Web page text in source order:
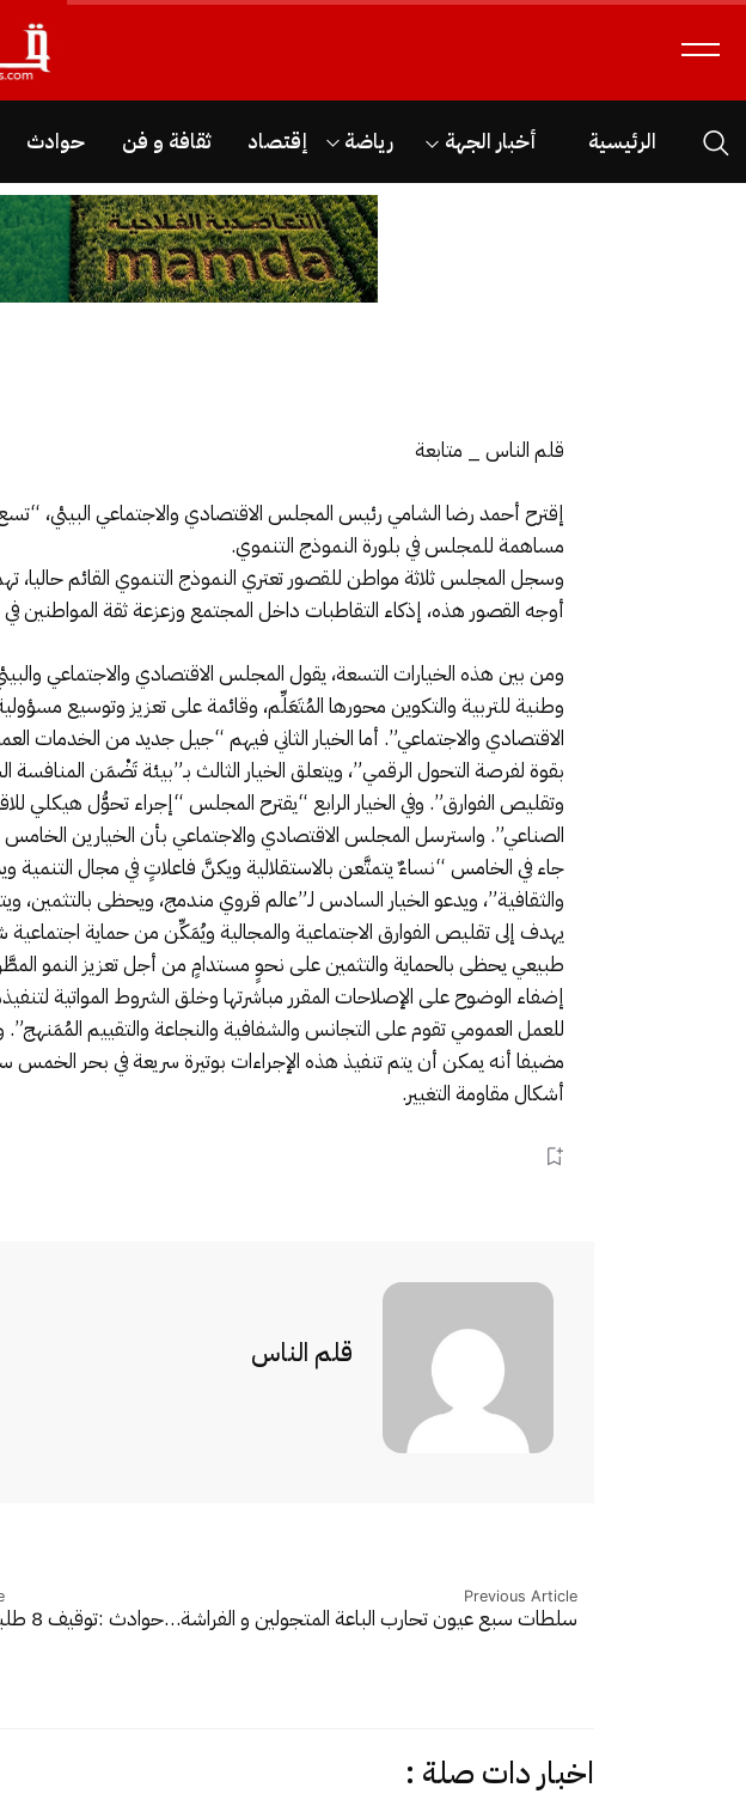
الرئيسية أخبار الجهة رياضة إقتصاد ثقافة و فن حوادث
قلم الناس _ متابعة
إقترح أحمد رضا الشامي رئيس المجلس الاقتصادي والاجتماعي البيئي،
مساهمة للمجلس في بلورة النموذج التنموي.
وسجل المجلس ثلاثة مواطن للقصور تعتري النموذج التنموي القائم حاليا،
أوجه القصور هذه، إذكاء التقاطبات داخل المجتمع وزعزعة ثقة المواطنين في
ومن بين هذه الخيارات التسعة، يقول المجلس الاقتصادي والاجتماعي
وطنية للتربية والتكوين محورها المُتَعَلِّم، وقائمة على تعزيز وتوسيع
الاقتصادي والاجتماعي”. أما الخيار الثاني فيهم “جيل جديد من الخدمات
بقوة لفرصة التحول الرقمي”، ويتعلق الخيار الثالث بـ”بيئة تَضْمَن المنافسة
وتقليص الفوارق”. وفي الخيار الرابع “يقترح المجلس “إجراء تحوُّل هيكلي
الصناعي”. واسترسل المجلس الاقتصادي والاجتماعي بأن الخيارين
جاء في الخامس “نساءٌ يتمتَّعن بالاستقلالية ويكنَّ فاعلاتٍ في مجال التنمية
والثقافية”، ويدعو الخيار السادس لـ”عالم قروي مندمج، ويحظى
يهدف إلى تقليص الفوارق الاجتماعية والمجالية ويُمَكِّن من حماية
طبيعي يحظى بالحماية والتثمين على نحوٍ مستدامٍ من أجل تعزيز النمو
إضفاء الوضوح على الإصلاحات المقرر مباشرتها وخلق الشروط المواتية
للعمل العمومي تقوم على التجانس والشفافية والنجاعة والتقييم
مضيفا أنه يمكن أن يتم تنفيذ هذه الإجراءات بوتيرة سريعة في بحر الخمس
أشكال مقاومة التغيير.
قلم الناس
Previous Article
سلطات سبع عيون تحارب الباعة المتجولين و الفراشة…حوادث :توقيف 8 طلبة بمكناس
اخبار دات صلة :